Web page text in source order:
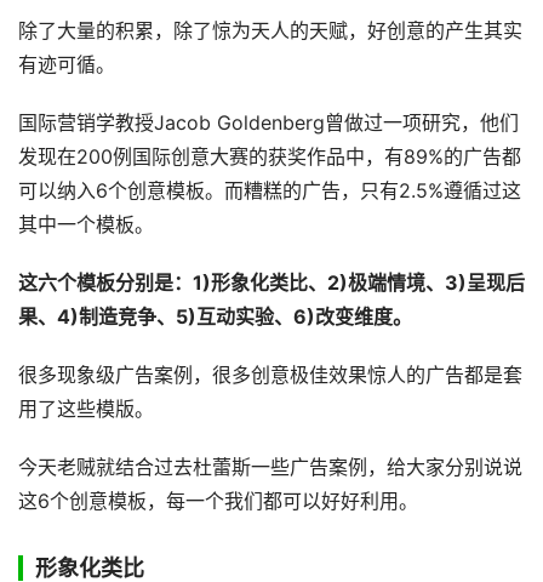
除了大量的积累，除了惊为天人的天赋，好创意的产生其实
有迹可循。
国际营销学教授Jacob Goldenberg曾做过一项研究，他们
发现在200例国际创意大赛的获奖作品中，有89%的广告都
可以纳入6个创意模板。而糟糕的广告，只有2.5%遵循过这
其中一个模板。
这六个模板分别是：1)形象化类比、2)极端情境、3)呈现后
果、4)制造竞争、5)互动实验、6)改变维度。
很多现象级广告案例，很多创意极佳效果惊人的广告都是套
用了这些模版。
今天老贼就结合过去杜蕾斯一些广告案例，给大家分别说说
这6个创意模板，每一个我们都可以好好利用。
形象化类比